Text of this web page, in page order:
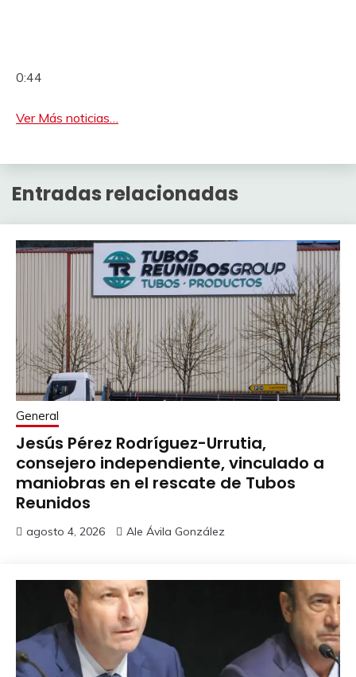
0:44
Ver Más noticias…
Entradas relacionadas
General
Jesús Pérez Rodríguez-Urrutia,
consejero independiente, vinculado a
maniobras en el rescate de Tubos
Reunidos
agosto 4, 2026 Ale Ávila González